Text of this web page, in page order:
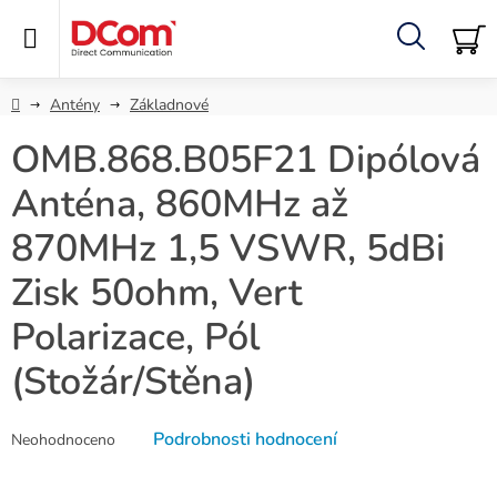
Hledat
DomůAntény Základnové
OMB.868.B05F21 Dipólová
Anténa, 860MHz až
870MHz 1,5 VSWR, 5dBi
Zisk 50ohm, Vert
Polarizace, Pól
(Stožár/Stěna)
hodnocení
Neohodnoceno Podrobnosti hodnocení